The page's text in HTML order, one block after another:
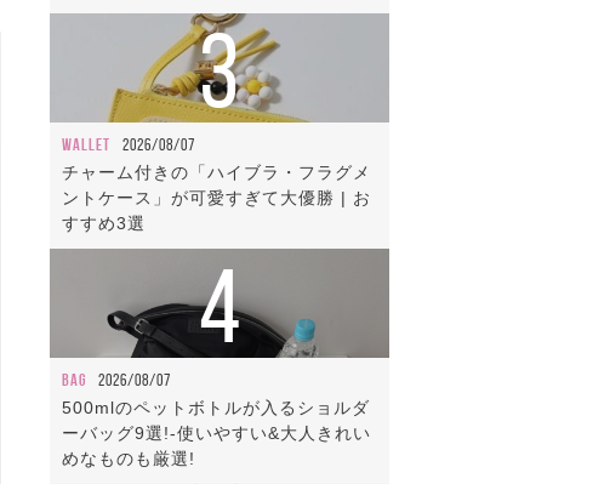
3
WALLET 2026/08/07
チャーム付きの「ハイブラ・フラグメ
ントケース」が可愛すぎて大優勝 | お
すすめ3選
4
BAG 2026/08/07
500mlのペットボトルが入るショルダ
ーバッグ9選!-使いやすい&大人きれい
めなものも厳選!